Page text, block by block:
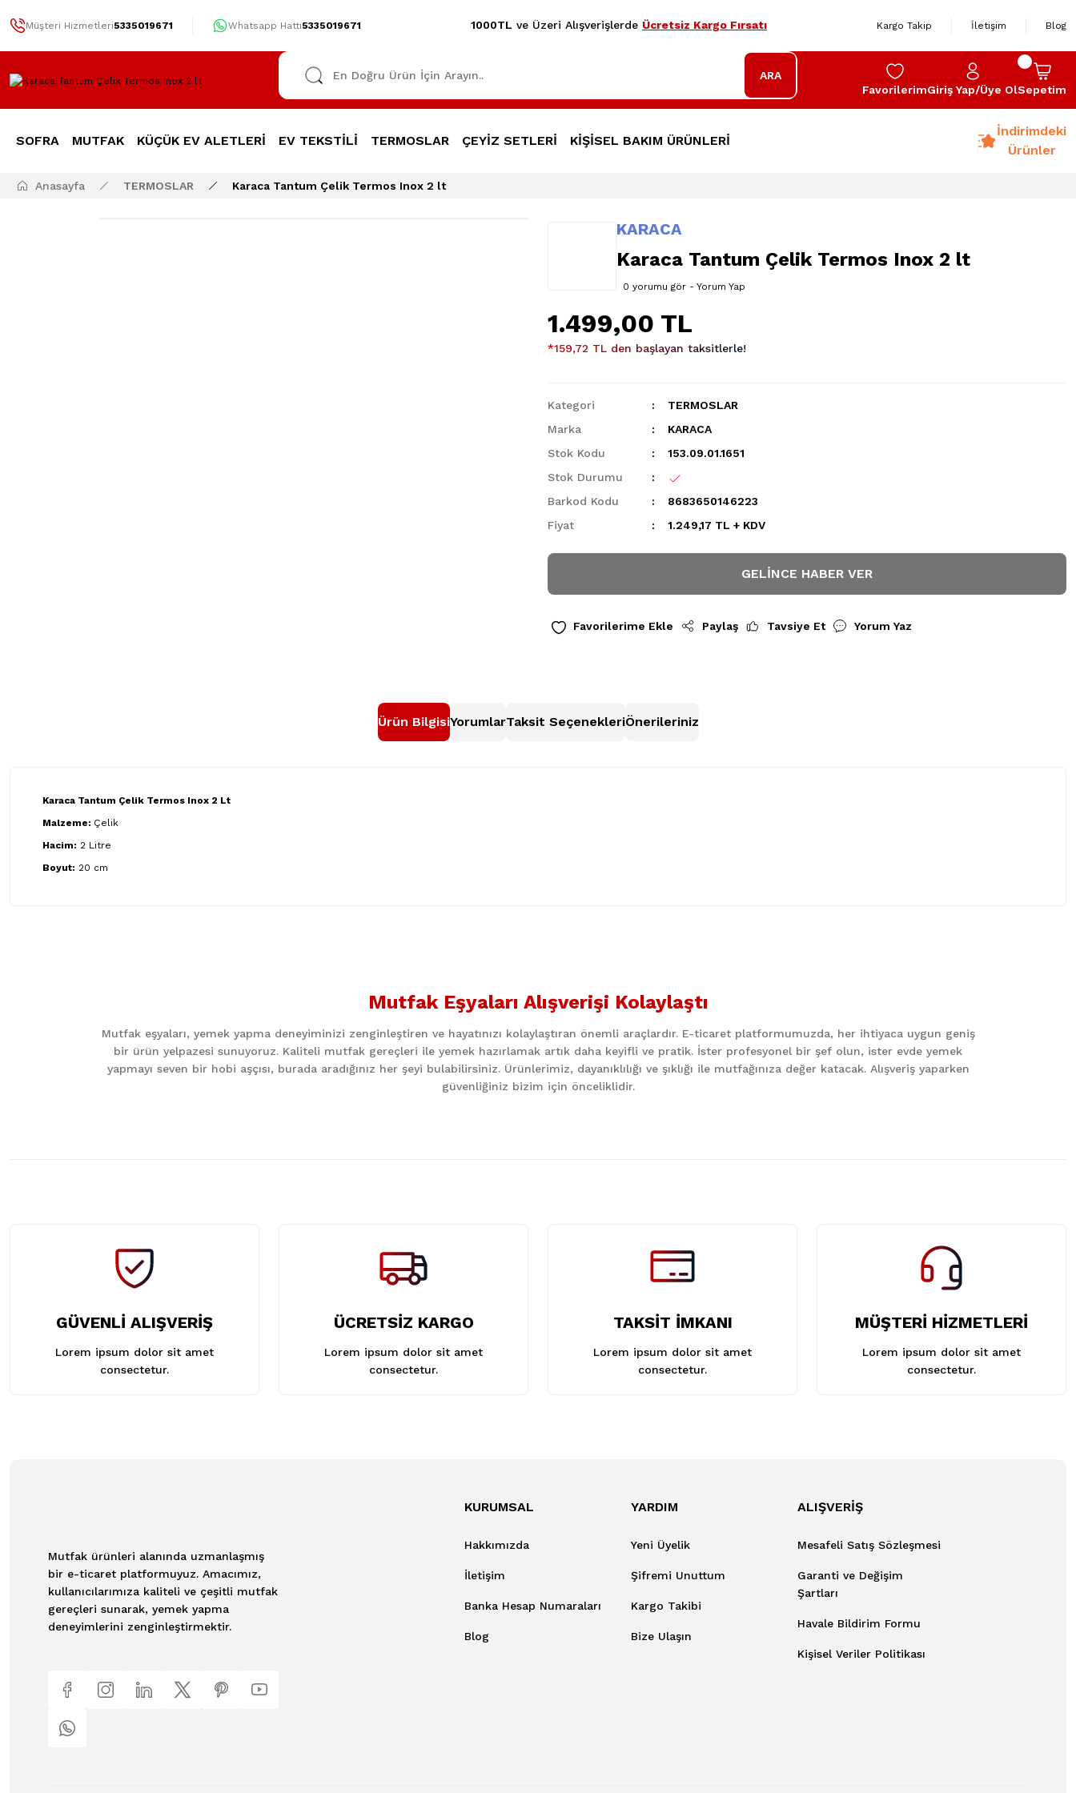
Müşteri Hizmetleri5335019671 Whatsapp Hattı5335019671 1000TL ve Üzeri Alışverişlerde Ücretsiz Kargo Fırsatı Kargo Takip İletişim Blog
ARA
FavorilerimGiriş Yap/Üye OlSepetim
SOFRA MUTFAK KÜÇÜK EV ALETLERİ EV TEKSTİLİ TERMOSLAR ÇEYİZ SETLERİ KİŞİSEL BAKIM ÜRÜNLERİ
İndirimdeki
Ürünler
Anasayfa TERMOSLAR Karaca Tantum Çelik Termos Inox 2 lt
KARACA
Karaca Tantum Çelik Termos Inox 2 lt
0 yorumu gör - Yorum Yap
1.499,00 TL
*159,72 TL den başlayan taksitlerle!
Kategori
TERMOSLAR
Marka
KARACA
Stok Kodu
153.09.01.1651
Stok Durumu
Barkod Kodu
8683650146223
Fiyat
1.249,17 TL + KDV
GELINCE HABER VER
Paylaş Tavsiye Et Yorum Yaz
Ürün BilgisiYorumlarTaksit SeçenekleriÖnerileriniz
Karaca Tantum Çelik Termos Inox 2 Lt
Malzeme: Çelik
Hacim: 2 Litre
Boyut: 20 cm
Yorum Yaz
Ürün bilgilerinde hatalar bulunuyor.
Ürün fiyatı diğer sitelerden daha pahalı.
Mutfak Eşyaları Alışverişi Kolaylaştı
Mutfak eşyaları, yemek yapma deneyiminizi zenginleştiren ve hayatınızı kolaylaştıran önemli araçlardır. E-ticaret platformumuzda, her ihtiyaca uygun geniş
bir ürün yelpazesi sunuyoruz. Kaliteli mutfak gereçleri ile yemek hazırlamak artık daha keyifli ve pratik. İster profesyonel bir şef olun, ister evde yemek
yapmayı seven bir hobi aşçısı, burada aradığınız her şeyi bulabilirsiniz. Ürünlerimiz, dayanıklılığı ve şıklığı ile mutfağınıza değer katacak. Alışveriş yaparken
güvenliğiniz bizim için önceliklidir.
GÜVENLİ ALIŞVERİŞ
Lorem ipsum dolor sit amet
consectetur.
ÜCRETSİZ KARGO
Lorem ipsum dolor sit amet
consectetur.
TAKSİT İMKANI
Lorem ipsum dolor sit amet
consectetur.
MÜŞTERİ HİZMETLERİ
Lorem ipsum dolor sit amet
consectetur.
Mutfak ürünleri alanında uzmanlaşmış
bir e-ticaret platformuyuz. Amacımız,
kullanıcılarımıza kaliteli ve çeşitli mutfak
gereçleri sunarak, yemek yapma
deneyimlerini zenginleştirmektir.
KURUMSAL
Hakkımızda
İletişim
Banka Hesap Numaraları
Blog
YARDIM
Yeni Üyelik
Şifremi Unuttum
Kargo Takibi
Bize Ulaşın
ALIŞVERİŞ
Mesafeli Satış Sözleşmesi
Garanti ve Değişim
Şartları
Havale Bildirim Formu
Kişisel Veriler Politikası